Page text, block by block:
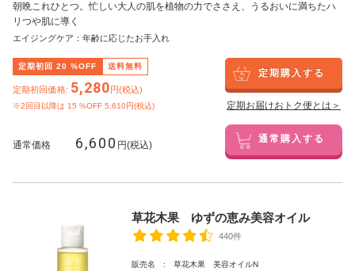
朝晩これひとつ。忙しい大人の肌を植物の力でささえ、うるおいに満ちたハ
リつや肌に導く
エイジングケア：年齢に応じたお手入れ
定期初回 20 %OFF 送料無料
定期初回価格: 5,280円(税込)
※2回目以降は 15 %OFF 5,610円(税込)
定期購入する
定期お届けおトク便とは＞
通常価格 6,600 円(税込) 通常購入する
草花木果 ゆずの恵み美容オイル
440件
販売名 : 草花木果 美容オイルN